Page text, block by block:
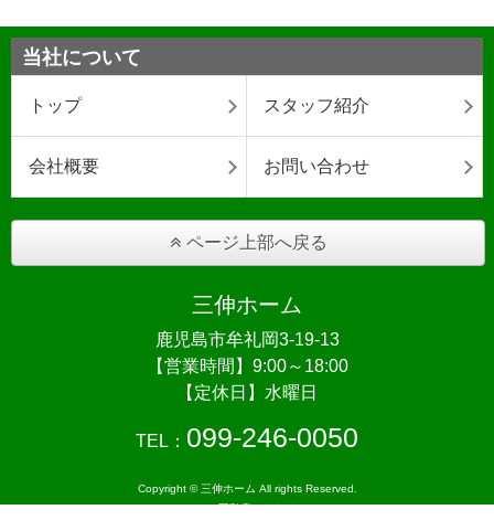
当社について
トップ スタッフ紹介
会社概要 お問い合わせ
ページ上部へ戻る
三伸ホーム
鹿児島市牟礼岡3-19-13
【営業時間】9:00～18:00
【定休日】水曜日
TEL： 099-246-0050
Copyright © 三伸ホーム All rights Reserved.
powered by 不動産クラウドオフィス